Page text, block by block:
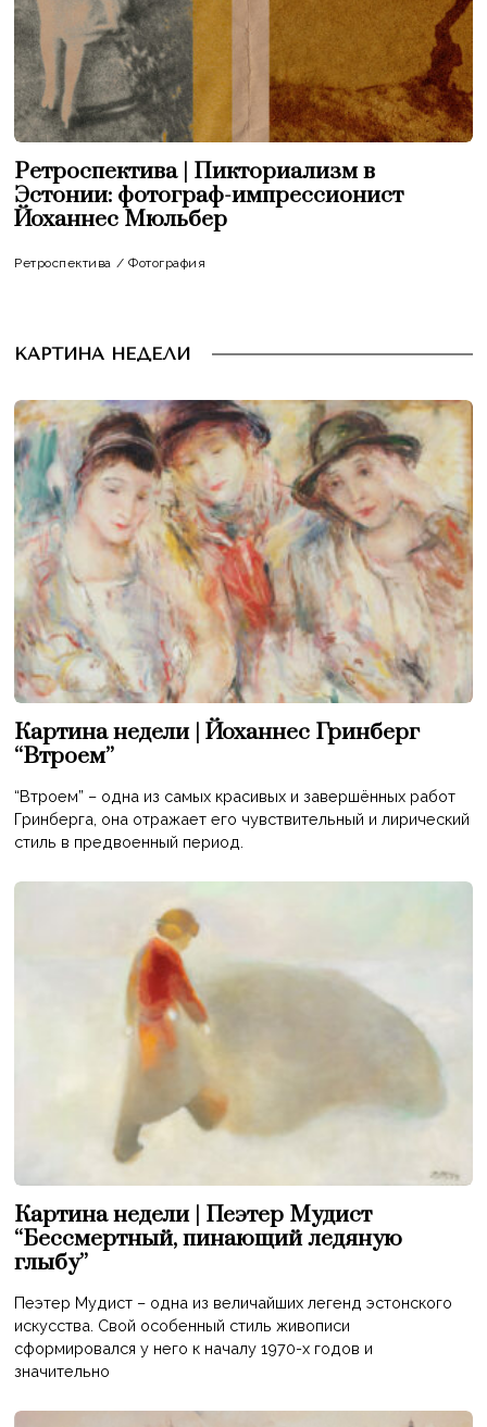
Ретроспектива | Пикториализм в
Эстонии: фотограф-импрессионист
Йоханнес Мюльбер
Ретроспектива / Фотография
КАРТИНА НЕДЕЛИ
Картина недели | Йоханнес Гринберг
“Втроем”
“Втроем” – одна из самых красивых и завершённых работ
Гринберга, она отражает его чувствительный и лирический
стиль в предвоенный период.
Картина недели | Пеэтер Мудист
“Бессмертный, пинающий ледяную
глыбу”
Пеэтер Мудист – одна из величайших легенд эстонского
искусства. Свой особенный стиль живописи
сформировался у него к началу 1970-х годов и
значительно